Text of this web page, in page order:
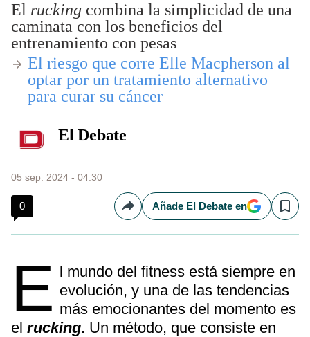
El rucking combina la simplicidad de una
caminata con los beneficios del
entrenamiento con pesas
​El riesgo que corre Elle Macpherson al
optar por un tratamiento alternativo
para curar su cáncer
El Debate
05 sep. 2024 - 04:30
0 CompartirAñade El Debate en Save
E l mundo del fitness está siempre en
evolución, y una de las tendencias
más emocionantes del momento es
el rucking. Un método, que consiste en